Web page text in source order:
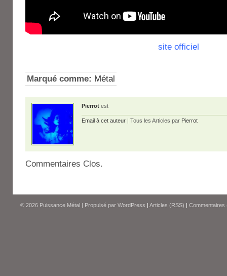
site officiel
Marqué comme: Métal
Pierrot est
Email à cet auteur | Tous les Articles par Pierrot
Commentaires Clos.
© 2026 Puissance Métal | Propulsé par WordPress | Articles (RSS) | Commentaires